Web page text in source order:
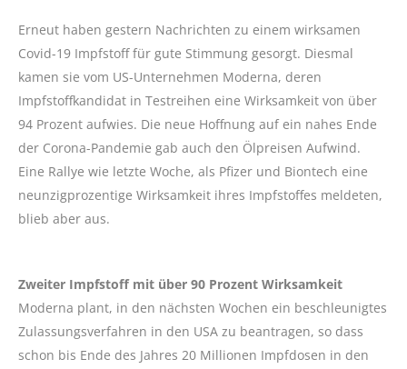
Erneut haben gestern Nachrichten zu einem wirksamen
Covid-19 Impfstoff für gute Stimmung gesorgt. Diesmal
kamen sie vom US-Unternehmen Moderna, deren
Impfstoffkandidat in Testreihen eine Wirksamkeit von über
94 Prozent aufwies. Die neue Hoffnung auf ein nahes Ende
der Corona-Pandemie gab auch den Ölpreisen Aufwind.
Eine Rallye wie letzte Woche, als Pfizer und Biontech eine
neunzigprozentige Wirksamkeit ihres Impfstoffes meldeten,
blieb aber aus.
Zweiter Impfstoff mit über 90 Prozent Wirksamkeit
Moderna plant, in den nächsten Wochen ein beschleunigtes
Zulassungsverfahren in den USA zu beantragen, so dass
schon bis Ende des Jahres 20 Millionen Impfdosen in den